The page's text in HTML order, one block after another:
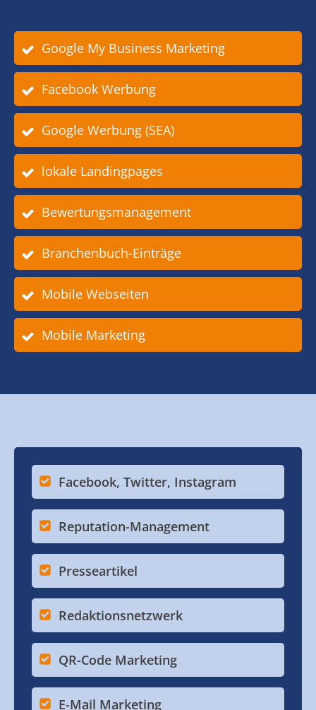
Google My Business Marketing
Facebook Werbung
Google Werbung (SEA)
lokale Landingpages
Bewertungsmanagement
Branchenbuch-Einträge
Mobile Webseiten
Mobile Marketing
Facebook, Twitter, Instagram
Reputation-Management
Presseartikel
Redaktionsnetzwerk
QR-Code Marketing
E-Mail Marketing